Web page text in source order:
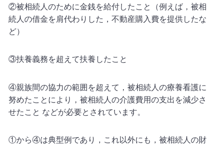
②被相続人のために金銭を給付したこと（例えば，被相
続人の借金を肩代わりした，不動産購入費を提供したな
ど）
③扶養義務を超えて扶養したこと
④親族間の協力の範囲を超えて，被相続人の療養看護に
努めたことにより，被相続人の介護費用の支出を減少さ
せたこと などが必要とされています。
①から④は典型例であり，これ以外にも，被相続人の財